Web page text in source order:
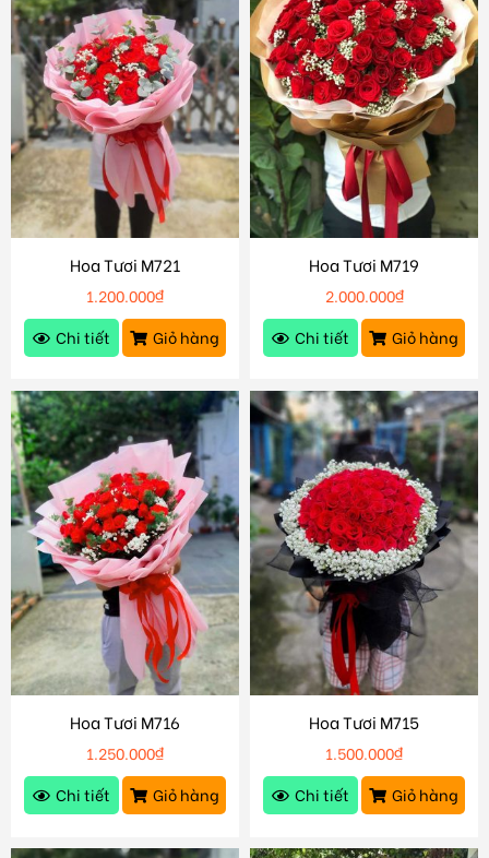
Hoa Tươi M721
1.200.000₫
Chi tiết
Giỏ hàng
Hoa Tươi M719
2.000.000₫
Chi tiết
Giỏ hàng
Hoa Tươi M716
1.250.000₫
Chi tiết
Giỏ hàng
Hoa Tươi M715
1.500.000₫
Chi tiết
Giỏ hàng